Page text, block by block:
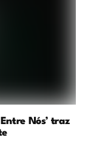
Nós’ traz